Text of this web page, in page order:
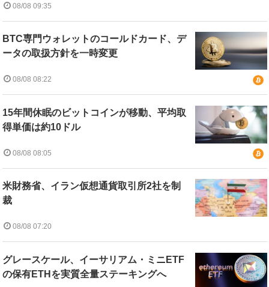
08/08 09:35
BTC専門ウォレットのコールドカード、デ
ータの取扱方針を一時変更
08/08 08:22
15年間休眠のビットコインが移動、平均取
得単価は約10ドル
08/08 08:05
米財務省、イラン仮想通貨取引所2社を制
裁
08/08 07:20
グレースケール、イーサリアム・ミニETF
の保有ETHを実質全量ステーキングへ